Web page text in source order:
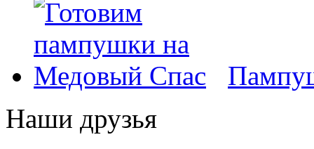
Наши друзья